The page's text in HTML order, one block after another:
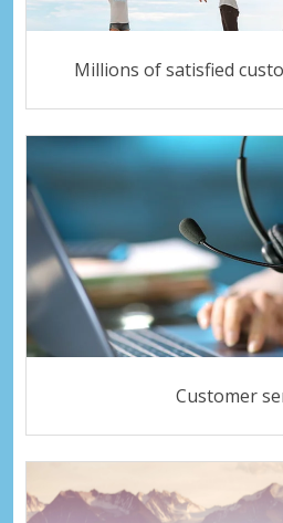
Millions of satisfied
Customer